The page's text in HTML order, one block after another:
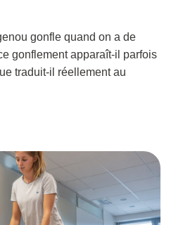
gonfle quand on a de
gonflement apparaît-il parfois
traduit-il réellement au